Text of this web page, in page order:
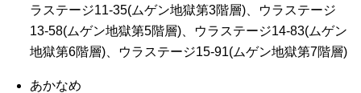
ラステージ11-35(ムゲン地獄第3階層)、ウラステージ
13-58(ムゲン地獄第5階層)、ウラステージ14-83(ムゲン
地獄第6階層)、ウラステージ15-91(ムゲン地獄第7階層)
あかなめ